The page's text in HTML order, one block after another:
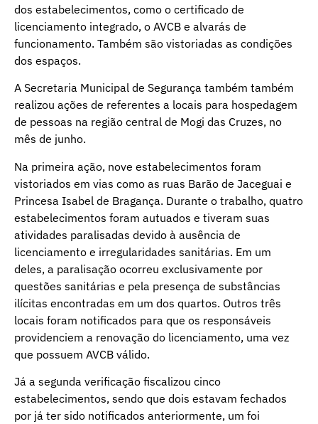
dos estabelecimentos, como o certificado de
licenciamento integrado, o AVCB e alvarás de
funcionamento. Também são vistoriadas as condições
dos espaços.
A Secretaria Municipal de Segurança também também
realizou ações de referentes a locais para hospedagem
de pessoas na região central de Mogi das Cruzes, no
mês de junho.
Na primeira ação, nove estabelecimentos foram
vistoriados em vias como as ruas Barão de Jaceguai e
Princesa Isabel de Bragança. Durante o trabalho, quatro
estabelecimentos foram autuados e tiveram suas
atividades paralisadas devido à ausência de
licenciamento e irregularidades sanitárias. Em um
deles, a paralisação ocorreu exclusivamente por
questões sanitárias e pela presença de substâncias
ilícitas encontradas em um dos quartos. Outros três
locais foram notificados para que os responsáveis
providenciem a renovação do licenciamento, uma vez
que possuem AVCB válido.
Já a segunda verificação fiscalizou cinco
estabelecimentos, sendo que dois estavam fechados
por já ter sido notificados anteriormente, um foi